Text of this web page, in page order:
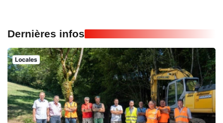
Dernières infos
Locales